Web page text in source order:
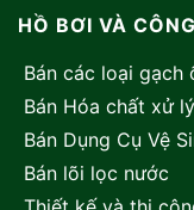
HỒ BƠI VÀ
Bán các loại gạch
Bán Hóa chất xử
Bán Dụng Cụ Vệ
Bán lõi lọc nước